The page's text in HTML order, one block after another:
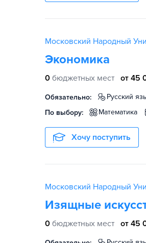
Московский Народный
Экономика
0 бюджетных мест от 45
Обязательно: русский
По выбору:
математика
Хочу поступить
Московский Народный
Изящные
0 бюджетных мест от 45